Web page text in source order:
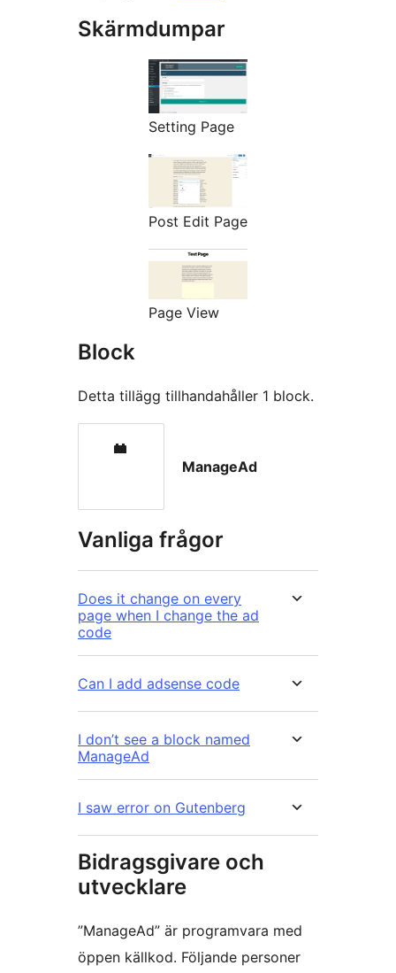
Skärmdumpar
Setting Page
Post Edit Page
Page View
Block
Detta tillägg tillhandahåller 1 block.
ManageAd
Vanliga frågor
Does it change on every
page when I change the ad
code
Can I add adsense code
I don’t see a block named
ManageAd
I saw error on Gutenberg
Bidragsgivare och
utvecklare
”ManageAd” är programvara med
öppen källkod. Följande personer